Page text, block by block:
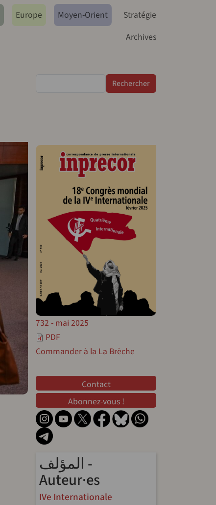
Europe Moyen-Orient
Stratégie
Archives
732 - mai 2025
PDF
Commander à la La Brèche
Contact
Abonnez-vous !
المؤلف -
Auteur·es
IVe Internationale